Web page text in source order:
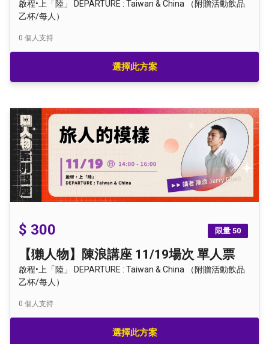
啟程•上「陸」 DEPARTURE : Taiwan & China （附贈活動飲品
乙杯/每人）
0 個人支持
選擇此方案
$ 300 限量 50
【獺人物】陳浪講座 11/19場次 單人票
啟程•上「陸」 DEPARTURE : Taiwan & China （附贈活動飲品
乙杯/每人）
0 個人支持
選擇此方案